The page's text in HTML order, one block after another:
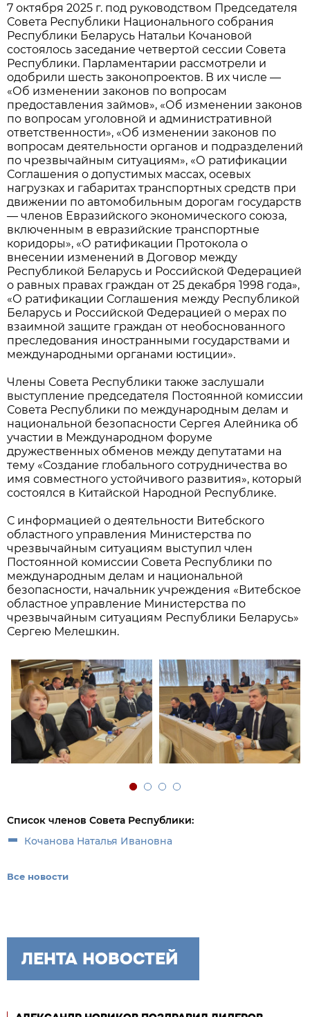
7 октября 2025 г. под руководством Председателя
Совета Республики Национального собрания
Республики Беларусь Натальи Кочановой
состоялось заседание четвертой сессии Совета
Республики. Парламентарии рассмотрели и
одобрили шесть законопроектов. В их числе —
«Об изменении законов по вопросам
предоставления займов», «Об изменении законов
по вопросам уголовной и административной
ответственности», «Об изменении законов по
вопросам деятельности органов и подразделений
по чрезвычайным ситуациям», «О ратификации
Соглашения о допустимых массах, осевых
нагрузках и габаритах транспортных средств при
движении по автомобильным дорогам государств
— членов Евразийского экономического союза,
включенным в евразийские транспортные
коридоры», «О ратификации Протокола о
внесении изменений в Договор между
Республикой Беларусь и Российской Федерацией
о равных правах граждан от 25 декабря 1998 года»,
«О ратификации Соглашения между Республикой
Беларусь и Российской Федерацией о мерах по
взаимной защите граждан от необоснованного
преследования иностранными государствами и
международными органами юстиции».
Члены Совета Республики также заслушали
выступление председателя Постоянной комиссии
Совета Республики по международным делам и
национальной безопасности Сергея Алейника об
участии в Международном форуме
дружественных обменов между депутатами на
тему «Создание глобального сотрудничества во
имя совместного устойчивого развития», который
состоялся в Китайской Народной Республике.
С информацией о деятельности Витебского
областного управления Министерства по
чрезвычайным ситуациям выступил член
Постоянной комиссии Совета Республики по
международным делам и национальной
безопасности, начальник учреждения «Витебское
областное управление Министерства по
чрезвычайным ситуациям Республики Беларусь»
Сергею Мелешкин.
Список членов Совета Республики:
Кочанова Наталья Ивановна
Все новости
ЛЕНТА НОВОСТЕЙ